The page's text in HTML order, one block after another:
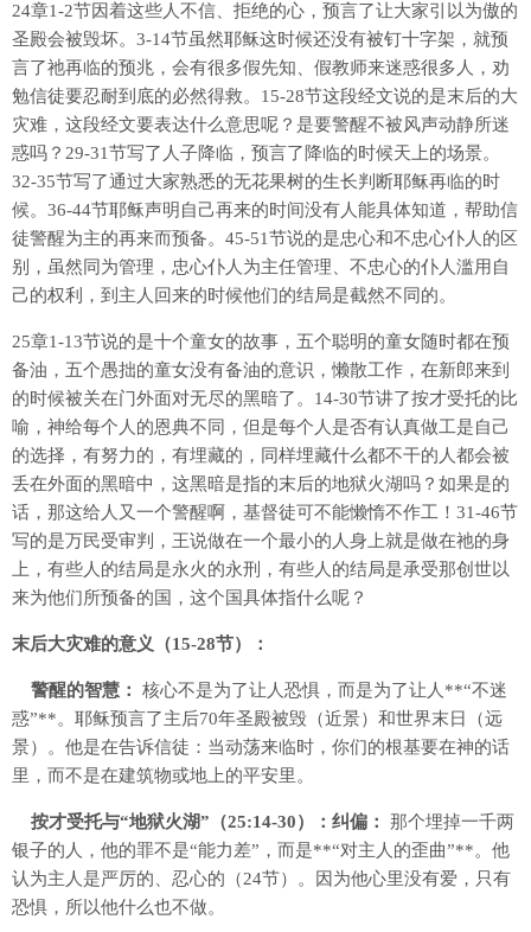
24章1-2节因着这些人不信、拒绝的心，预言了让大家引以为傲的
圣殿会被毁坏。3-14节虽然耶稣这时候还没有被钉十字架，就预
言了祂再临的预兆，会有很多假先知、假教师来迷惑很多人，劝
勉信徒要忍耐到底的必然得救。15-28节这段经文说的是末后的大
灾难，这段经文要表达什么意思呢？是要警醒不被风声动静所迷
惑吗？29-31节写了人子降临，预言了降临的时候天上的场景。
32-35节写了通过大家熟悉的无花果树的生长判断耶稣再临的时
候。36-44节耶稣声明自己再来的时间没有人能具体知道，帮助信
徒警醒为主的再来而预备。45-51节说的是忠心和不忠心仆人的区
别，虽然同为管理，忠心仆人为主任管理、不忠心的仆人滥用自
己的权利，到主人回来的时候他们的结局是截然不同的。
25章1-13节说的是十个童女的故事，五个聪明的童女随时都在预
备油，五个愚拙的童女没有备油的意识，懒散工作，在新郎来到
的时候被关在门外面对无尽的黑暗了。14-30节讲了按才受托的比
喻，神给每个人的恩典不同，但是每个人是否有认真做工是自己
的选择，有努力的，有埋藏的，同样埋藏什么都不干的人都会被
丢在外面的黑暗中，这黑暗是指的末后的地狱火湖吗？如果是的
话，那这给人又一个警醒啊，基督徒可不能懒惰不作工！31-46节
写的是万民受审判，王说做在一个最小的人身上就是做在祂的身
上，有些人的结局是永火的永刑，有些人的结局是承受那创世以
来为他们所预备的国，这个国具体指什么呢？
末后大灾难的意义（15-28节）：
警醒的智慧：
核心不是为了让人恐惧，而是为了让人**“不迷
惑”**。耶稣预言了主后70年圣殿被毁（近景）和世界末日（远
景）。他是在告诉信徒：当动荡来临时，你们的根基要在神的话
里，而不是在建筑物或地上的平安里。
按才受托与“地狱火湖”（25:14-30）： 纠偏：
那个埋掉一千两
银子的人，他的罪不是“能力差”，而是**“对主人的歪曲”**。他
认为主人是严厉的、忍心的（24节）。因为他心里没有爱，只有
恐惧，所以他什么也不做。